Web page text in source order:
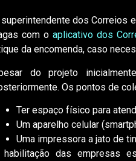
superintendente dos Correios
com o aplicativo dos
da encomenda, caso
do projeto
Os pontos de
Ter espaço físico para
Um aparelho celular
Uma impressora a jato de
habilitação das empresas